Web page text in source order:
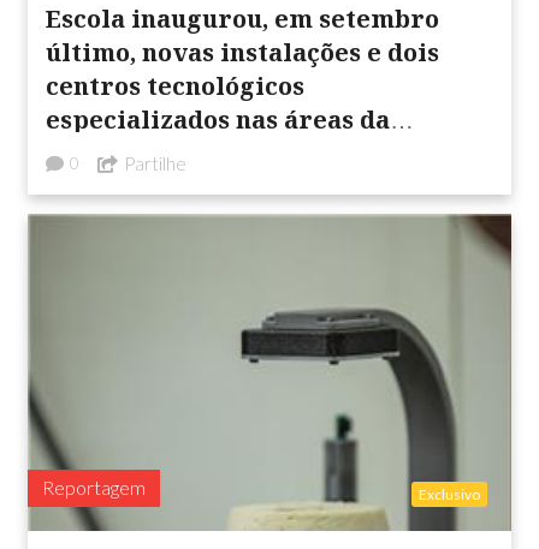
Escola inaugurou, em setembro
último, novas instalações e dois
centros tecnológicos
especializados nas áreas da
0 Partilhe
Reportagem Exclusivo